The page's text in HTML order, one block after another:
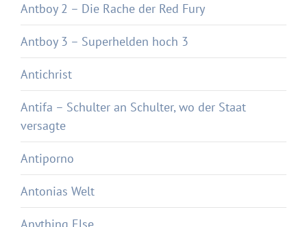
Antboy 2 – Die Rache der Red Fury
Antboy 3 – Superhelden hoch 3
Antichrist
Antifa – Schulter an Schulter, wo der Staat
versagte
Antiporno
Antonias Welt